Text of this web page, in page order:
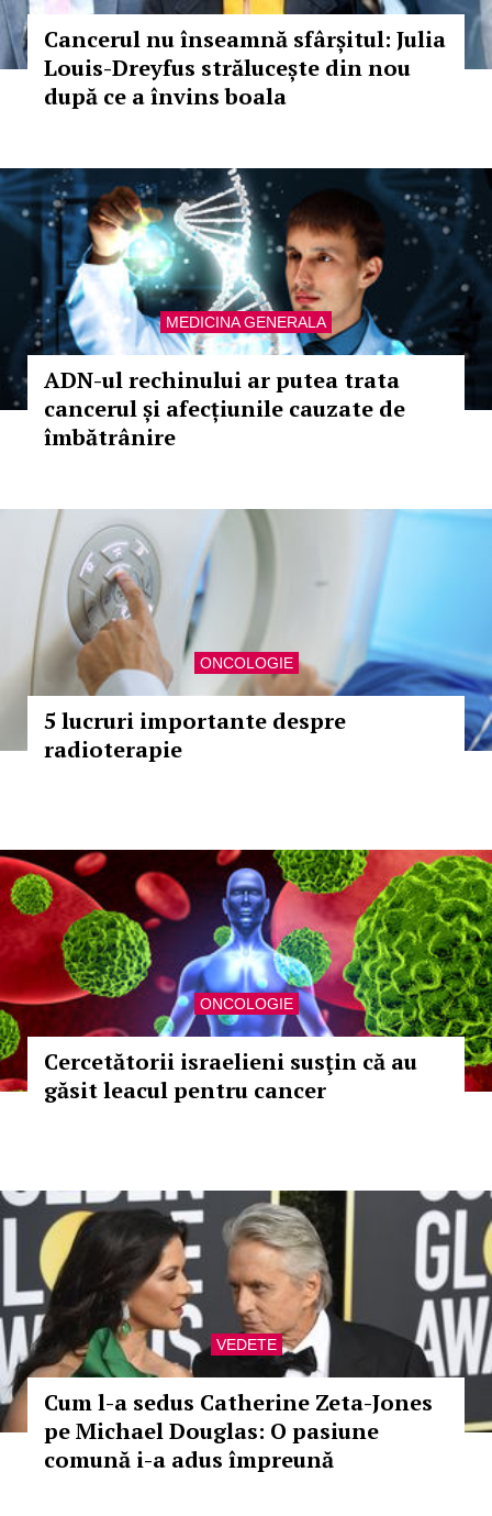
Cancerul nu înseamnă sfârșitul: Julia
Louis-Dreyfus strălucește din nou
după ce a învins boala
MEDICINA GENERALA
ADN-ul rechinului ar putea trata
cancerul și afecțiunile cauzate de
îmbătrânire
ONCOLOGIE
5 lucruri importante despre
radioterapie
ONCOLOGIE
Cercetătorii israelieni susţin că au
găsit leacul pentru cancer
VEDETE
Cum l-a sedus Catherine Zeta-Jones
pe Michael Douglas: O pasiune
comună i-a adus împreună